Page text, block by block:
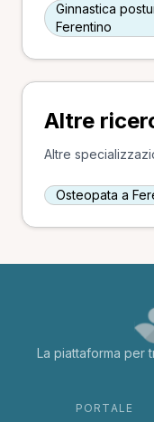
Ginnastica
Ferentino
Altre
Altre
Osteopata a
La piattaforma per
PORTALE